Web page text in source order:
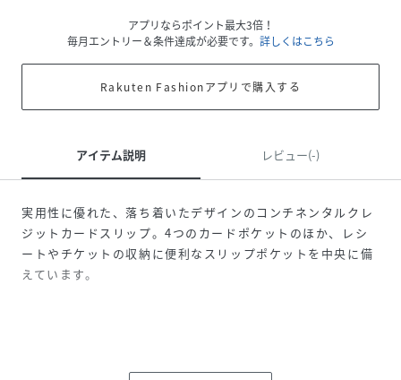
アプリならポイント最大3倍！
毎月エントリー＆条件達成が必要です。 詳しくはこちら
Rakuten Fashionアプリで購入する
アイテム説明 レビュー(-)
実用性に優れた、落ち着いたデザインのコンチネンタルクレ
ジットカードスリップ。4つのカードポケットのほか、レシ
ートやチケットの収納に便利なスリップポケットを中央に備
えています。